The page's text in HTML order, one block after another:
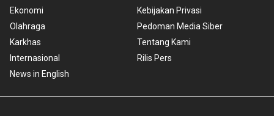
Ekonomi
Olahraga
Karkhas
Internasional
News in English
Kebijakan Privasi
Pedoman Media Siber
Tentang Kami
Rilis Pers